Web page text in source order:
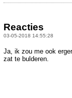
Reacties
03-05-2018 14:55:28
Ja, ik zou me ook
zat te bulderen.